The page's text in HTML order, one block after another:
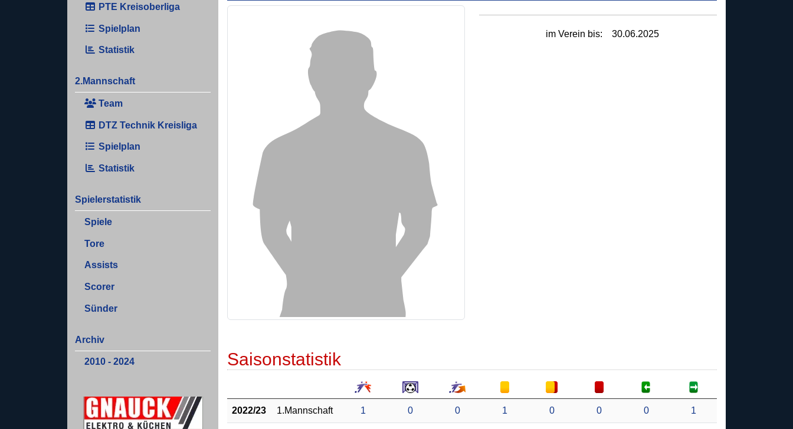
PTE Kreisoberliga
Spielplan
Statistik
2.Mannschaft
Team
DTZ Technik Kreisliga
Spielplan
Statistik
Spielerstatistik
Spiele
Tore
Assists
Scorer
Sünder
Archiv
2010 - 2024
im Verein bis: 30.06.2025
Saisonstatistik
2022/23 1.Mannschaft 1 0 0 1 0 0 0 1